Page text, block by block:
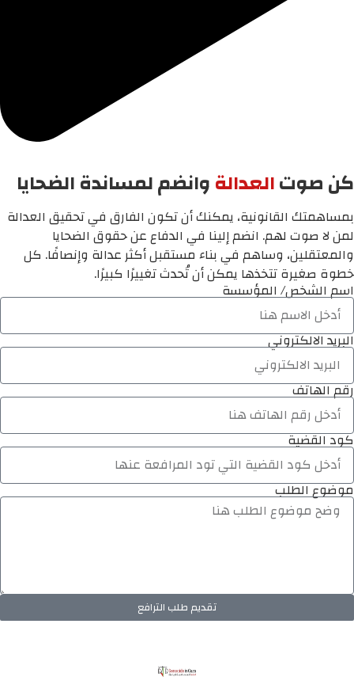
كن صوتالعدالةوانضم لمساندة الضحايا
بمساهمتك القانونية، يمكنك أن تكون الفارق في تحقيق العدالة
لمن لا صوت لهم. انضم إلينا في الدفاع عن حقوق الضحايا
والمعتقلين، وساهم في بناء مستقبل أكثر عدالة وإنصافًا. كل
خطوة صغيرة تتخذها يمكن أن تُحدث تغييرًا كبيرًا.
اسم الشخص/ المؤسسة
البريد الالكتروني
رقم الهاتف
كود القضية
موضوع الطلب
تقديم طلب الترافع